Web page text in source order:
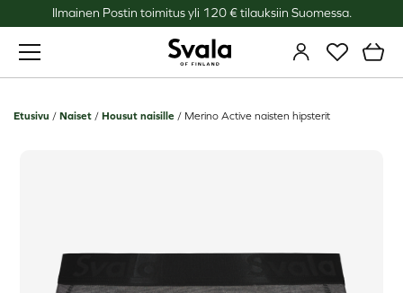
Ilmainen Postin toimitus yli 120 € tilauksiin Suomessa.
Etusivu / Naiset / Housut naisille / Merino Active naisten hipsterit